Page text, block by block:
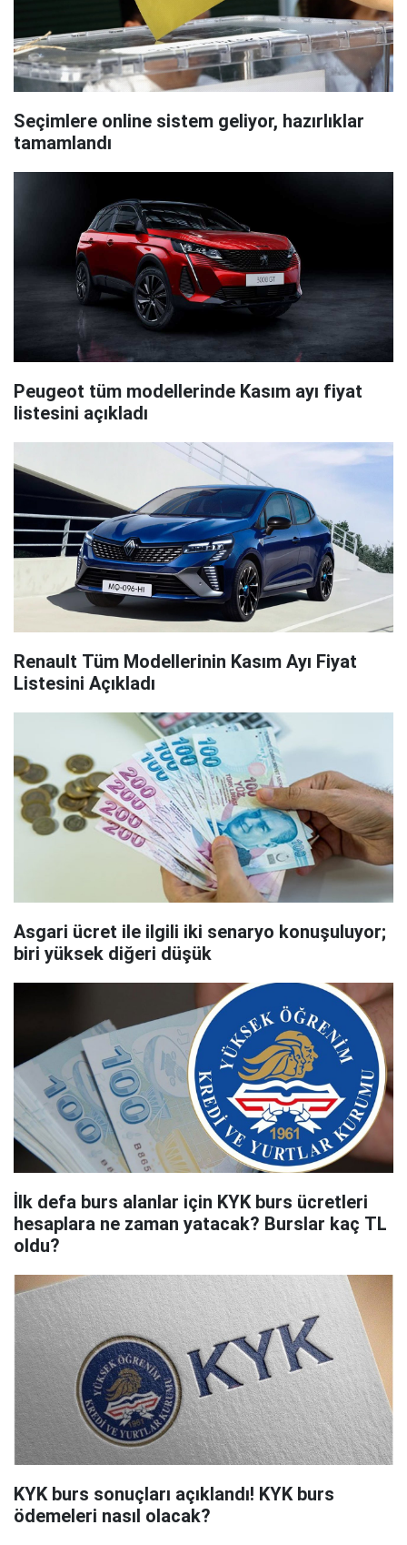
Seçimlere online sistem geliyor, hazırlıklar
tamamlandı
Peugeot tüm modellerinde Kasım ayı fiyat
listesini açıkladı
Renault Tüm Modellerinin Kasım Ayı Fiyat
Listesini Açıkladı
Asgari ücret ile ilgili iki senaryo konuşuluyor;
biri yüksek diğeri düşük
İlk defa burs alanlar için KYK burs ücretleri
hesaplara ne zaman yatacak? Burslar kaç TL
oldu?
KYK burs sonuçları açıklandı! KYK burs
ödemeleri nasıl olacak?